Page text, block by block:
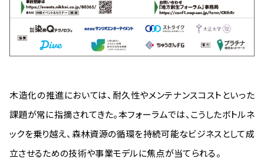
木造化の推進においては、耐久性やメンテナンスコストといった
課題が常に指摘されてきた。本フォーラムでは、こうしたボトルネ
ックを乗り越え、森林資源の循環を持続可能なビジネスとして成
立させるための技術や事業モデルに焦点が当てられる。